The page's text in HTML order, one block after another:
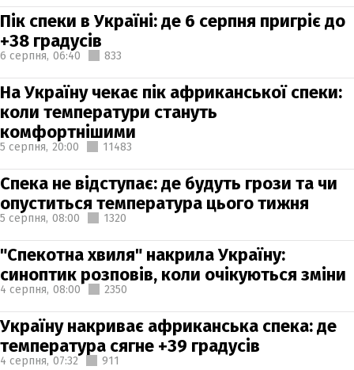
Пік спеки в Україні: де 6 серпня пригріє до
+38 градусів
6 серпня, 06:40 833
На Україну чекає пік африканської спеки:
коли температури стануть
комфортнішими
5 серпня, 20:00 11483
Спека не відступає: де будуть грози та чи
опуститься температура цього тижня
5 серпня, 08:00 1320
"Спекотна хвиля" накрила Україну:
синоптик розповів, коли очікуються зміни
4 серпня, 08:00 2350
Україну накриває африканська спека: де
температура сягне +39 градусів
4 серпня, 07:32 911